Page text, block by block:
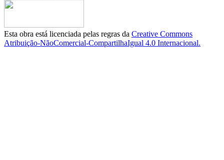
Esta obra está licenciada pelas regras da Creative Commons
Atribuição-NãoComercial-CompartilhaIgual 4.0 Internacional.